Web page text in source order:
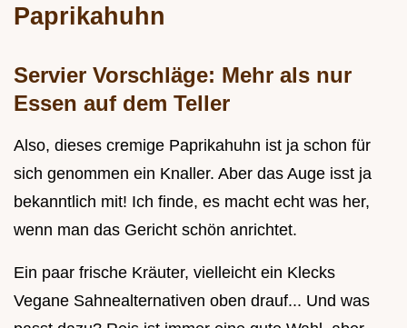
Paprikahuhn
Servier Vorschläge: Mehr als nur
Essen auf dem Teller
Also, dieses cremige Paprikahuhn ist ja schon für
sich genommen ein Knaller. Aber das Auge isst ja
bekanntlich mit! Ich finde, es macht echt was her,
wenn man das Gericht schön anrichtet.
Ein paar frische Kräuter, vielleicht ein Klecks
Vegane Sahnealternativen oben drauf... Und was